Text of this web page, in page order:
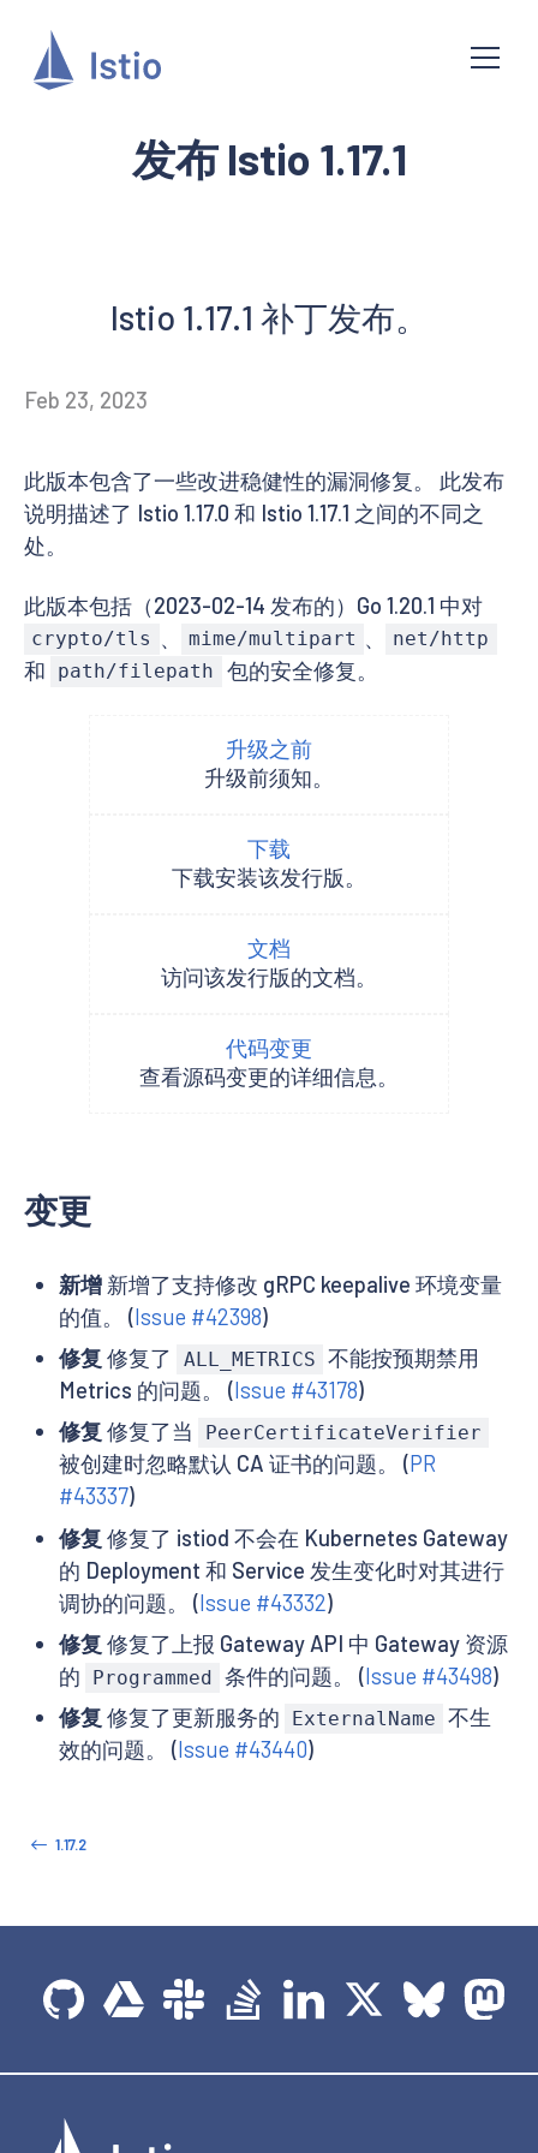
发布 Istio 1.17.1
Istio 1.17.1 补丁发布。
Feb 23, 2023
此版本包含了一些改进稳健性的漏洞修复。 此发布
说明描述了 Istio 1.17.0 和 Istio 1.17.1 之间的不同之
处。
此版本包括（2023-02-14 发布的）Go 1.20.1 中对
crypto/tls 、 mime/multipart 、 net/http
和 path/filepath 包的安全修复。
升级之前
升级前须知。
下载
下载安装该发行版。
文档
访问该发行版的文档。
代码变更
查看源码变更的详细信息。
变更
新增新增了支持修改 gRPC keepalive 环境变量
的值。 (Issue #42398)
修复 修复了 ALL_METRICS 不能按预期禁用
Metrics 的问题。 (Issue #43178)
修复 修复了当 PeerCertificateVerifier
被创建时忽略默认 CA 证书的问题。 (PR
#43337)
修复 修复了 istiod 不会在 Kubernetes Gateway
的 Deployment 和 Service 发生变化时对其进行
调协的问题。 (Issue #43332)
修复 修复了上报 Gateway API 中 Gateway 资源
的
Programmed 条件的问题。 (Issue #43498)
修复 修复了更新服务的 ExternalName 不生
效的问题。 (Issue #43440)
1.17.2